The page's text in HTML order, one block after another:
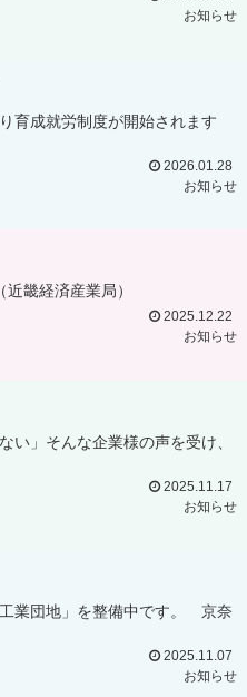
お知らせ
育成就労制度が開始されます
2026.01.28
お知らせ
畿経済産業局）
2025.12.22
お知らせ
い」そんな企業様の声を受け、
2025.11.17
お知らせ
業団地」を整備中です。 京奈
2025.11.07
お知らせ